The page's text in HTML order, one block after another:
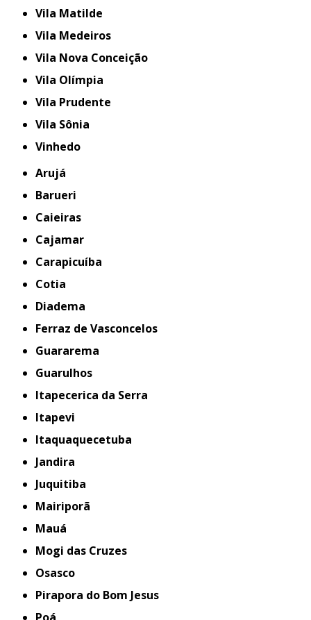
Vila Matilde
Vila Medeiros
Vila Nova Conceição
Vila Olímpia
Vila Prudente
Vila Sônia
Vinhedo
Arujá
Barueri
Caieiras
Cajamar
Carapicuíba
Cotia
Diadema
Ferraz de Vasconcelos
Guararema
Guarulhos
Itapecerica da Serra
Itapevi
Itaquaquecetuba
Jandira
Juquitiba
Mairiporã
Mauá
Mogi das Cruzes
Osasco
Pirapora do Bom Jesus